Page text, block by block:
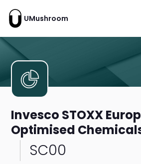
UMushroom
Invesco STOXX
Optimised Chemicals
SC00